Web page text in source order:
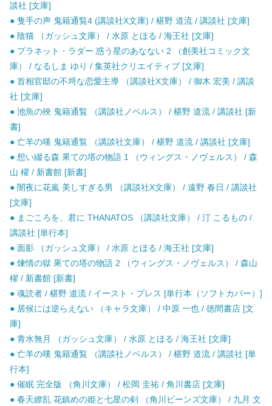
談社 [文庫]
● 隻手の声 鬼籍通覧4 (講談社X文庫) / 椹野 道流 / 講談社 [文庫]
● 陰猫 （ガッシュ文庫） / 水原 とほる / 海王社 [文庫]
● プラネット・ラダー 惑う星のあなない 2 （創美社コミック文
庫） / なるしま ゆり / 集英社クリエイティブ [文庫]
● 首相官邸の不埒な恋愛主導 （講談社X文庫） / 御木 宏美 / 講談
社 [文庫]
● 池魚の殃 鬼籍通覧 （講談社ノベルス） / 椹野 道流 / 講談社 [新
書]
● 亡羊の嘆 鬼籍通覧 （講談社文庫） / 椹野 道流 / 講談社 [文庫]
● 想い綴る森 果ての塔の物語 1 （ウィングス・ノヴェルス） / 森
山 櫂 / 新書館 [新書]
● 闇夜に花嵐 美しすぎる男 （講談社X文庫） / 遠野 春日 / 講談社
[文庫]
● まごころを、君に THANATOS （講談社文庫） / 汀 こるもの /
講談社 [単行本]
● 面影 （ガッシュ文庫） / 水原 とほる / 海王社 [文庫]
● 煉情の獄 果ての塔の物語 2 （ウィングス・ノヴェルス） / 森山
櫂 / 新書館 [新書]
● 魂読者 / 椹野 道流 / イースト・プレス [単行本（ソフトカバー）]
● 居候には逆らえない （キャラ文庫） / 中原 一也 / 徳間書店 [文
庫]
● 青水無月 （ガッシュ文庫） / 水原 とほる / 海王社 [文庫]
● 亡羊の嘆 鬼籍通覧 （講談社ノベルス） / 椹野 道流 / 講談社 [単
行本]
● 催眠 完全版 （角川文庫） / 松岡 圭祐 / 角川書店 [文庫]
● 春天繚乱 花鎮めの姫と七星の剣 （角川ビーンズ文庫） / 九月 文